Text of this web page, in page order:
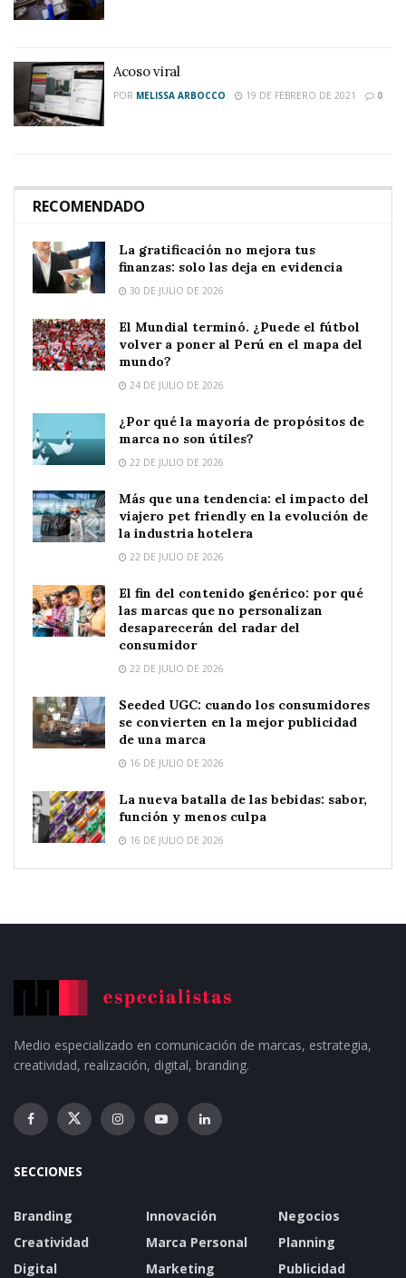
Acoso viral
POR MELISSA ARBOCCO 19 DE FEBRERO DE 2021 0
RECOMENDADO
La gratificación no mejora tus
finanzas: solo las deja en evidencia
30 DE JULIO DE 2026
El Mundial terminó. ¿Puede el fútbol
volver a poner al Perú en el mapa del
mundo?
24 DE JULIO DE 2026
¿Por qué la mayoría de propósitos de
marca no son útiles?
22 DE JULIO DE 2026
Más que una tendencia: el impacto del
viajero pet friendly en la evolución de
la industria hotelera
22 DE JULIO DE 2026
El fin del contenido genérico: por qué
las marcas que no personalizan
desaparecerán del radar del
consumidor
22 DE JULIO DE 2026
Seeded UGC: cuando los consumidores
se convierten en la mejor publicidad
de una marca
16 DE JULIO DE 2026
La nueva batalla de las bebidas: sabor,
función y menos culpa
16 DE JULIO DE 2026
Medio especializado en comunicación de marcas, estrategia,
creatividad, realización, digital, branding.
SECCIONES
Branding
Creatividad
Digital
Innovación
Marca Personal
Marketing
Negocios
Planning
Publicidad